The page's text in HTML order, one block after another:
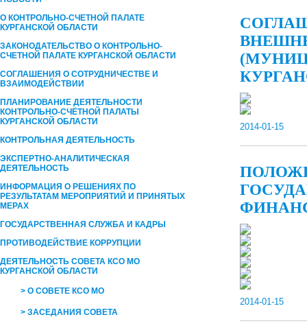
О КОНТРОЛЬНО-СЧЕТНОЙ ПАЛАТЕ
КУРГАНСКОЙ ОБЛАСТИ
ЗАКОНОДАТЕЛЬСТВО О КОНТРОЛЬНО-
СЧЕТНОЙ ПАЛАТЕ КУРГАНСКОЙ ОБЛАСТИ
СОГЛАШЕНИЯ О СОТРУДНИЧЕСТВЕ И
ВЗАИМОДЕЙСТВИИ
ПЛАНИРОВАНИЕ ДЕЯТЕЛЬНОСТИ
КОНТРОЛЬНО-СЧЁТНОЙ ПАЛАТЫ
КУРГАНCКОЙ ОБЛАСТИ
КОНТРОЛЬНАЯ ДЕЯТЕЛЬНОСТЬ
ЭКСПЕРТНО-АНАЛИТИЧЕСКАЯ
ДЕЯТЕЛЬНОСТЬ
ИНФОРМАЦИЯ О РЕШЕНИЯХ ПО
РЕЗУЛЬТАТАМ МЕРОПРИЯТИЙ И ПРИНЯТЫХ
МЕРАХ
ГОСУДАРСТВЕННАЯ СЛУЖБА И КАДРЫ
ПРОТИВОДЕЙСТВИЕ КОРРУПЦИИ
ДЕЯТЕЛЬНОСТЬ СОВЕТА КСО МО
КУРГАНСКОЙ ОБЛАСТИ
> О СОВЕТЕ КСО МО
> ЗАСЕДАНИЯ СОВЕТА
2014-01-15
2014-01-15